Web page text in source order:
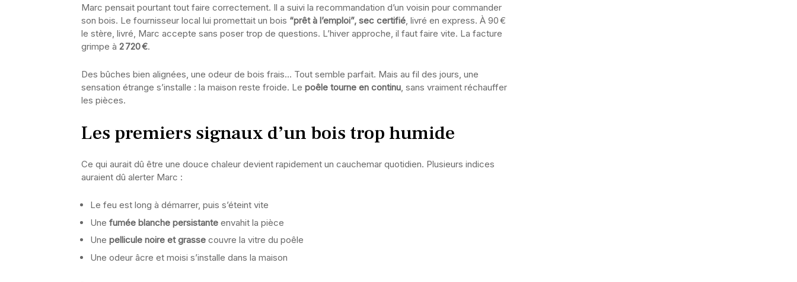
Marc pensait pourtant tout faire correctement. Il a suivi la recommandation d’un voisin pour commander
son bois. Le fournisseur local lui promettait un bois “prêt à l’emploi”, sec certifié, livré en express. À 90 €
le stère, livré, Marc accepte sans poser trop de questions. L’hiver approche, il faut faire vite. La facture
grimpe à 2 720 €.
Des bûches bien alignées, une odeur de bois frais… Tout semble parfait. Mais au fil des jours, une
sensation étrange s’installe : la maison reste froide. Le poêle tourne en continu, sans vraiment réchauffer
les pièces.
Les premiers signaux d’un bois trop humide
Ce qui aurait dû être une douce chaleur devient rapidement un cauchemar quotidien. Plusieurs indices
auraient dû alerter Marc :
Le feu est long à démarrer, puis s’éteint vite
Une fumée blanche persistante envahit la pièce
Une pellicule noire et grasse couvre la vitre du poêle
Une odeur âcre et moisi s’installe dans la maison